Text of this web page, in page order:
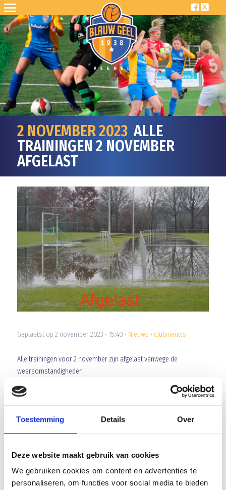
Toestemming Details Over
Deze website maakt gebruik van cookies
We gebruiken cookies om content en advertenties te
personaliseren, om functies voor social media te bieden
2 NOVEMBER 2023ALLE
TRAININGEN 2 NOVEMBER
AFGELAST
Geplaatst op 2 november 2023 • 15:40 • Nieuws • Clubnieuws
Alle trainingen voor 2 november zijn afgelast vanwege de
weersomstandigheden
Array
TwitterFacebookWhatsApp
Afscheid Harrie Constant